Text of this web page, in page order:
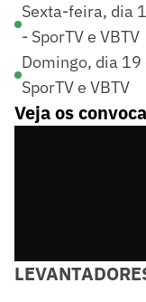
Sexta-feira, dia
- SporTV e VBTV
Domingo, dia
SporTV e VBTV
Veja os